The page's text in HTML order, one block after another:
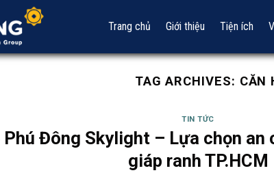
Trang chủ Giới thiệu Tiện ích
TAG ARCHIVES: CĂN
TIN TỨC
Phú Đông Skylight – Lựa chọn
giáp ranh TP.HCM